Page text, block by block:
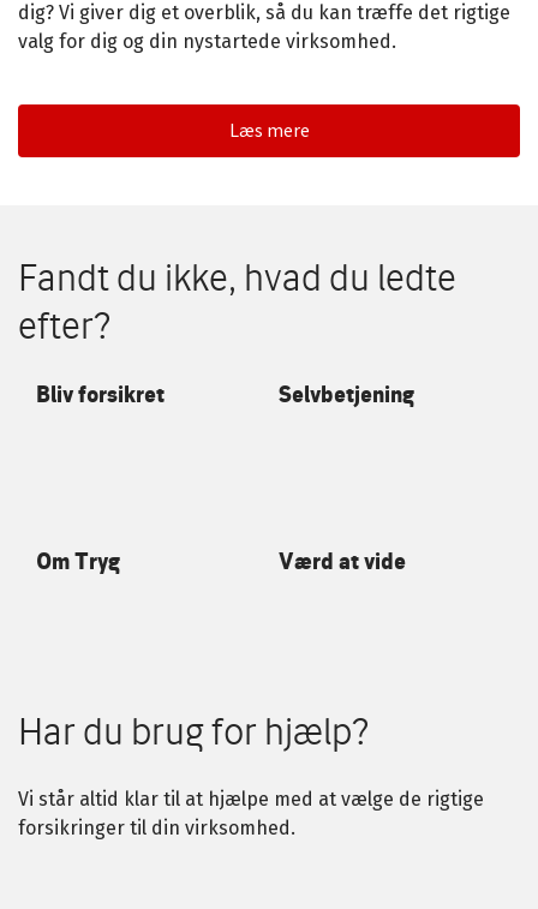
dig? Vi giver dig et overblik, så du kan træffe det rigtige
valg for dig og din nystartede virksomhed.
Læs mere
Fandt du ikke, hvad du ledte
efter?
Bliv forsikret Selvbetjening
Om Tryg Værd at vide
Har du brug for hjælp?
Vi står altid klar til at hjælpe med at vælge de rigtige
forsikringer til din virksomhed.